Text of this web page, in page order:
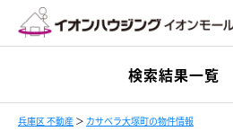
検索結果一覧
兵庫区 不動産 ＞ カサベラ大塚町の物件情報